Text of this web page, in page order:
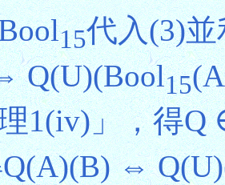
15代入(3)
Q(U)(Bool15
1(iv)」，得Q
Q(A)(B) ⇔